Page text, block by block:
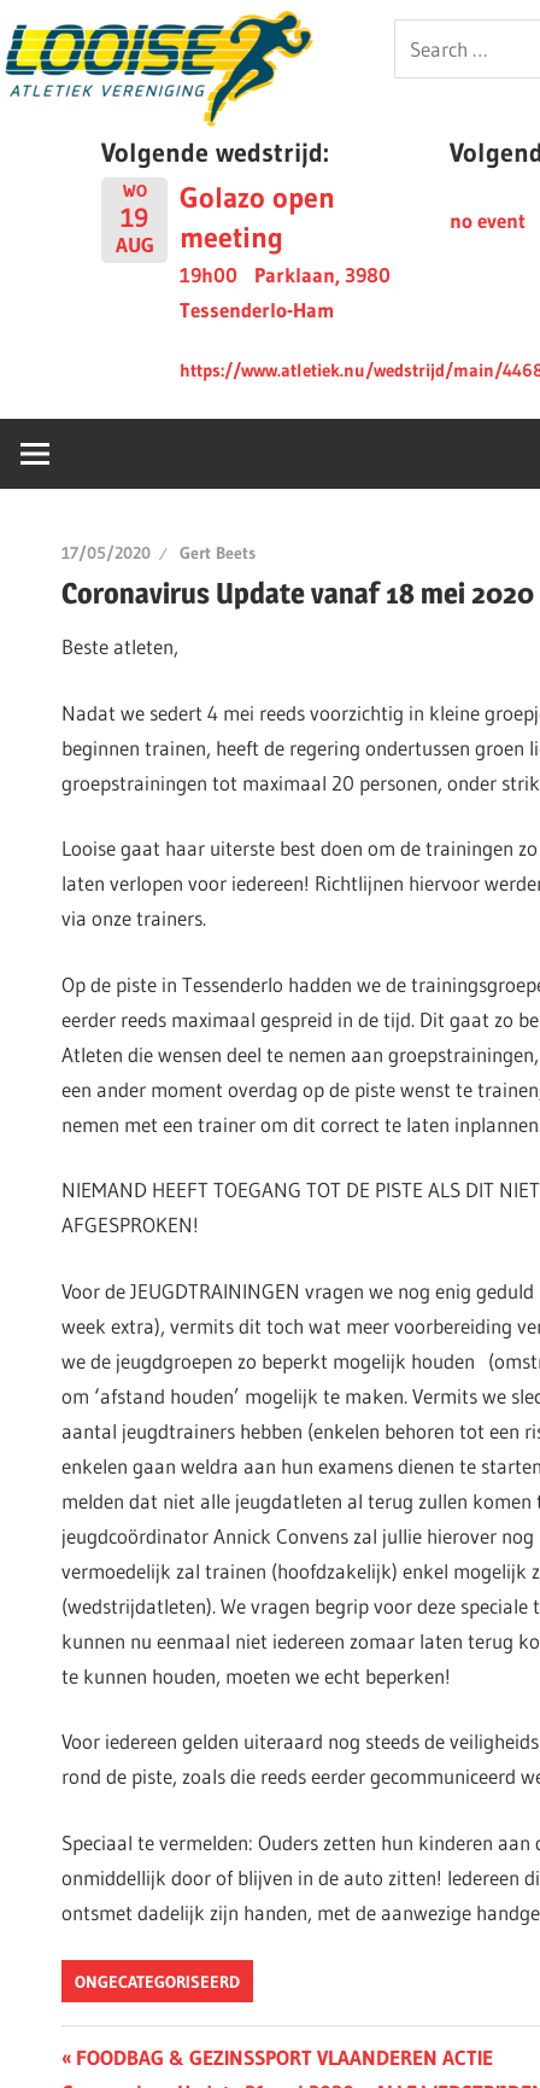
to
content
Looise
Search
for:
Volgende wedstrijd:
WO
19
AUG
Golazo open
meeting
19h00
Parklaan, 3980
Tessenderlo-Ham
https://www.atletiek.nu/wedstrijd/main/
no event
17/05/2020 Gert Beets
Coronavirus Update vanaf 18 mei
Beste atleten,
Nadat we sedert 4 mei reeds voorzichtig in kleine
beginnen trainen, heeft de regering ondertussen groen
groepstrainingen tot maximaal 20 personen, onder
Looise gaat haar uiterste best doen om de trainingen
laten verlopen voor iedereen! Richtlijnen hiervoor
via onze trainers.
Op de piste in Tessenderlo hadden we de
eerder reeds maximaal gespreid in de tijd. Dit gaat zo
Atleten die wensen deel te nemen aan
een ander moment overdag op de piste wenst te
nemen met een trainer om dit correct te laten
NIEMAND HEEFT TOEGANG TOT DE PISTE ALS DIT
AFGESPROKEN!
Voor de JEUGDTRAININGEN vragen we nog enig
week extra), vermits dit toch wat meer voorbereiding
we de jeugdgroepen zo beperkt mogelijk houden
om ‘afstand houden’ mogelijk te maken. Vermits we
aantal jeugdtrainers hebben (enkelen behoren tot een
enkelen gaan weldra aan hun examens dienen te
melden dat niet alle jeugdatleten al terug zullen komen
jeugdcoördinator Annick Convens zal jullie hierover
vermoedelijk zal trainen (hoofdzakelijk) enkel mogelijk
(wedstrijdatleten). We vragen begrip voor deze speciale
kunnen nu eenmaal niet iedereen zomaar laten terug
te kunnen houden, moeten we echt beperken!
Voor iedereen gelden uiteraard nog steeds de
rond de piste, zoals die reeds eerder gecommuniceerd
Speciaal te vermelden: Ouders zetten hun kinderen aan
onmiddellijk door of blijven in de auto zitten! Iedereen
ontsmet dadelijk zijn handen, met de aanwezige
ONGECATEGORISEERD
Berichtnavigatie
Previous
FOODBAG & GEZINSSPORT VLAANDEREN ACTIE